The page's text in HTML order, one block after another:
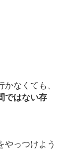
かなくても、
ではない存
やっつけよう